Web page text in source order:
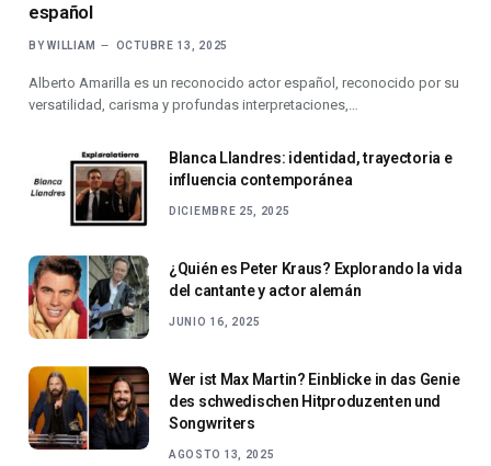
español
BY WILLIAM OCTUBRE 13, 2025
Alberto Amarilla es un reconocido actor español, reconocido por su
versatilidad, carisma y profundas interpretaciones,…
Blanca Llandres: identidad, trayectoria e
influencia contemporánea
DICIEMBRE 25, 2025
¿Quién es Peter Kraus? Explorando la vida
del cantante y actor alemán
JUNIO 16, 2025
Wer ist Max Martin? Einblicke in das Genie
des schwedischen Hitproduzenten und
Songwriters
AGOSTO 13, 2025